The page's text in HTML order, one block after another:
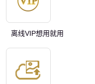
离线VIP想用就用